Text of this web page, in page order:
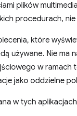
plików
procedurach,
które
używane. Nie ma
w ramach
jako oddzielne
w tych